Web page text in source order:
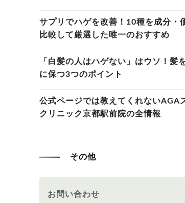
サプリでハゲを改善！10種を成分・
比較して厳選した唯一のおすすめ
「白髪の人はハゲない」はウソ！髪
に保つ3つのポイント
公式ページでは教えてくれないAGA
クリニック京都駅前院の全情報
その他
お問い合わせ